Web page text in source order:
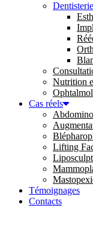
Dentisterie
Nutrition
Cas réels
Lifting
Témoignages
Contacts